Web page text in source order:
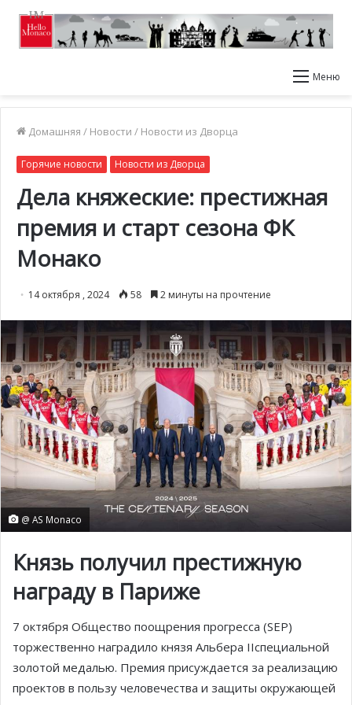
Меню
Домашняя / Новости / Новости из Дворца
Горячие новости Новости из Дворца
Дела княжеские: престижная
премия и старт сезона ФК
Монако
14 октября , 2024 58 2 минуты на прочтение
@ AS Monaco
Князь получил престижную
награду в Париже
7 октября Общество поощрения прогресса (SEP)
торжественно наградило князя Альбера IIспециальной
золотой медалью. Премия присуждается за реализацию
проектов в пользу человечества и защиты окружающей